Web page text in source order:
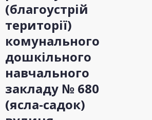
(благоустрій
території)
комунального
дошкільного
навчального
закладу № 680
(ясла-садок)